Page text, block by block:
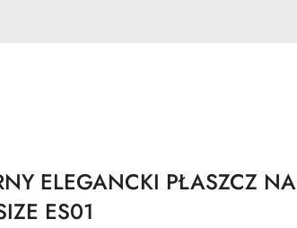
ELEGANCKI PŁASZCZ NA
ES01